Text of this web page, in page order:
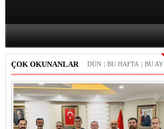
ÇOK OKUNANLAR BU AY
|
BU HAFTA
|
DÜN